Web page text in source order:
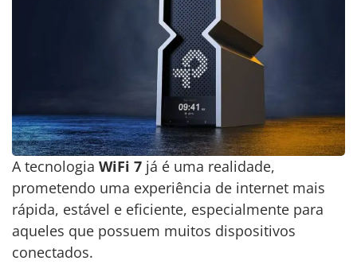
A tecnologia WiFi 7 já é uma realidade,
prometendo uma experiência de internet mais
rápida, estável e eficiente, especialmente para
aqueles que possuem muitos dispositivos
conectados.